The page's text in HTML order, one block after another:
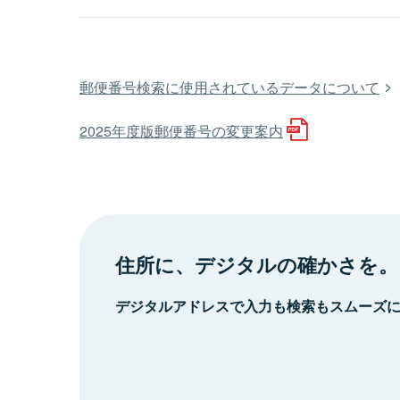
郵便番号検索に使用されているデータについて
2025年度版郵便番号の変更案内
住所に、デジタルの確かさを。
デジタルアドレスで入力も検索もスムーズ